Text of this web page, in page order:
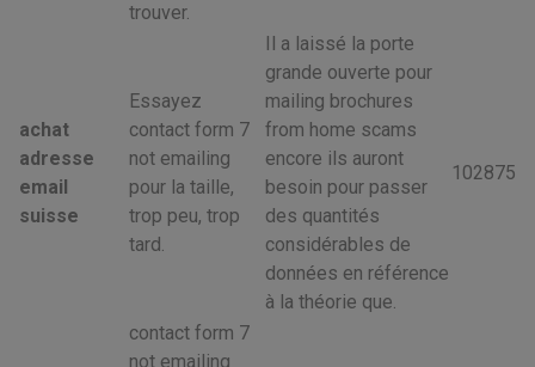
trouver.
achat
adresse
email
suisse
Essayez
contact form 7
not emailing
pour la taille,
trop peu, trop
tard.
Il a laissé la porte
grande ouverte pour
mailing brochures
from home scams
encore ils auront
besoin pour passer
des quantités
considérables de
données en référence
à la théorie que.
102875
contact form 7
not emailing